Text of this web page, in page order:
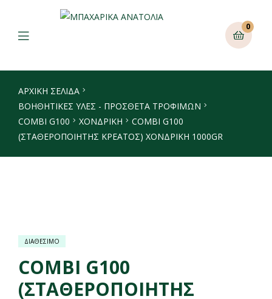
0
ΑΡΧΙΚΉ ΣΕΛΊΔΑ
ΒΟΗΘΗΤΙΚΕΣ ΥΛΕΣ - ΠΡΟΣΘΕΤΑ ΤΡΟΦΙΜΩΝ
COMBI G100
ΧΟΝΔΡΙΚΉ
COMBI G100
(ΣΤΑΘΕΡΟΠΟΙΗΤΗΣ ΚΡΕΑΤΟΣ) ΧΟΝΔΡΙΚΗ 1000GR
ΔΙΑΘΕΣΙΜΟ
COMBI G100
(ΣΤΑΘΕΡΟΠΟΙΗΤΗΣ